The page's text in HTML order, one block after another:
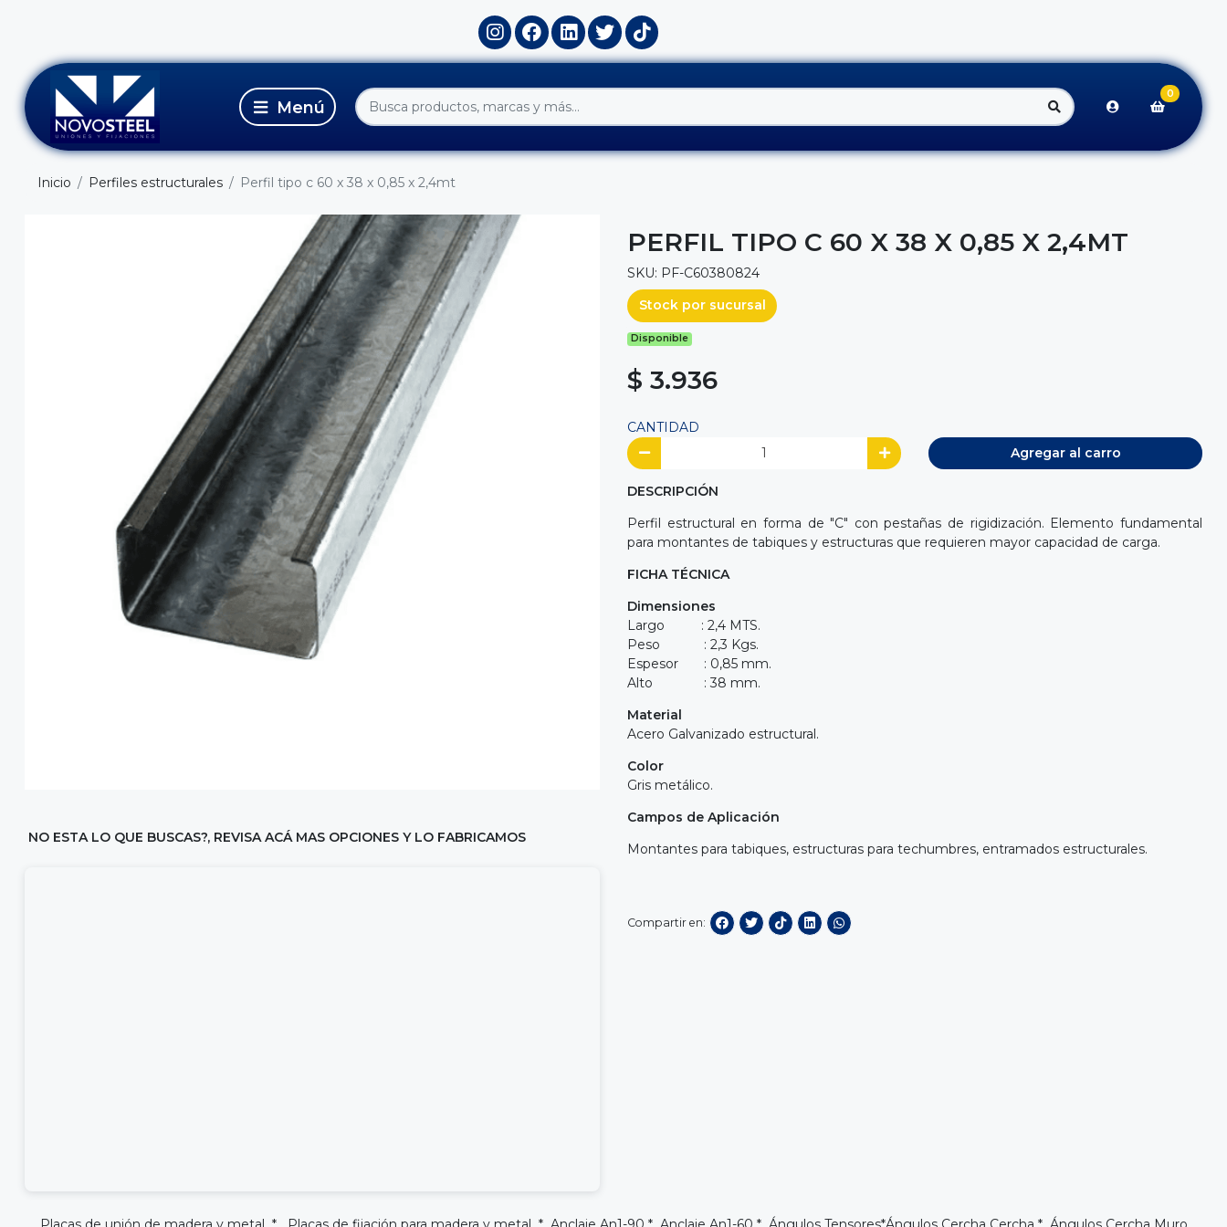
0
Inicio Perfiles estructurales Perfil tipo c 60 x 38 x 0,85 x 2,4mt
NO ESTA LO QUE BUSCAS?, REVISA ACÁ MAS OPCIONES Y LO FABRICAMOS
PERFIL TIPO C 60 X 38 X 0,85 X 2,4MT
SKU: PF-C60380824
Stock por sucursal
Disponible
$ 3.936
CANTIDAD
Agregar al carro
DESCRIPCIÓN
Perfil estructural en forma de "C" con pestañas de rigidización. Elemento fundamental
para montantes de tabiques y estructuras que requieren mayor capacidad de carga.
FICHA TÉCNICA
Dimensiones
Largo : 2,4 MTS.
Peso : 2,3 Kgs.
Espesor : 0,85 mm.
Alto : 38 mm.
Material
Acero Galvanizado estructural.
Color
Gris metálico.
Campos de Aplicación
Montantes para tabiques, estructuras para techumbres, entramados estructurales.
Compartir en: